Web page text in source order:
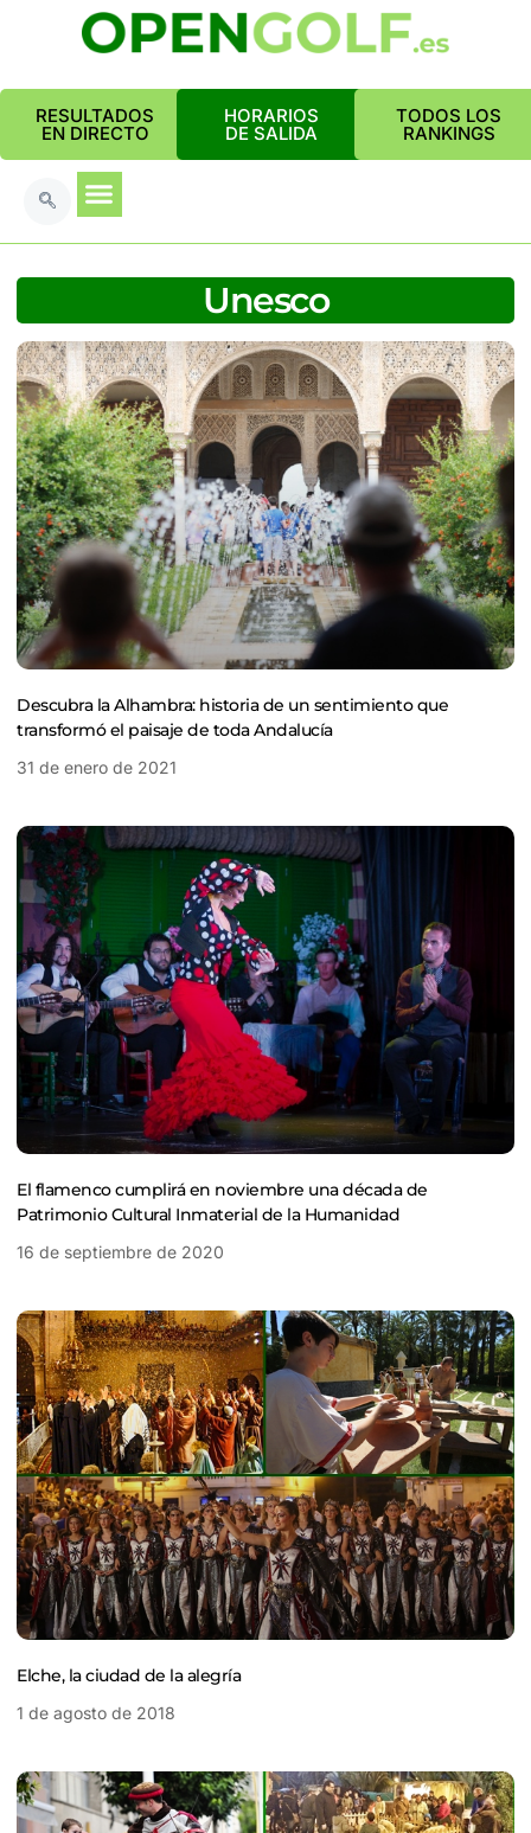
RESULTADOS
EN DIRECTO
HORARIOS
DE SALIDA
TODOS LOS
RANKINGS
Unesco
Descubra la Alhambra: historia de un sentimiento que
transformó el paisaje de toda Andalucía
31 de enero de 2021
El flamenco cumplirá en noviembre una década de
Patrimonio Cultural Inmaterial de la Humanidad
16 de septiembre de 2020
Elche, la ciudad de la alegría
1 de agosto de 2018